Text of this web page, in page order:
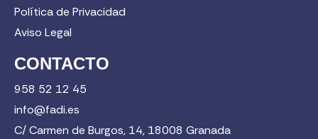
Política de Privacidad
Aviso Legal
CONTACTO
958 52 12 45
info@fadi.es
C/ Carmen de Burgos, 14, 18008 Granada